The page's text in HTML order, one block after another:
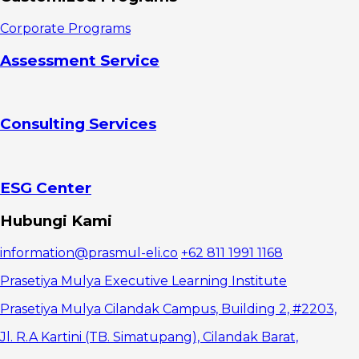
Corporate Programs
Assessment Service
Consulting Services
ESG Center
Hubungi Kami
information@prasmul-eli.co +62 811 1991 1168
Prasetiya Mulya Executive Learning Institute
Prasetiya Mulya Cilandak Campus, Building 2, #2203,
Jl. R.A Kartini (TB. Simatupang), Cilandak Barat,